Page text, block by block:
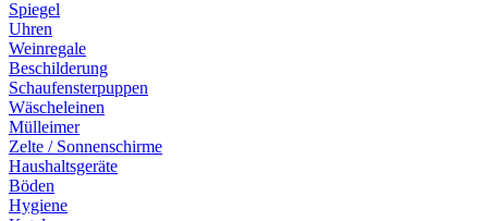
Spiegel
Uhren
Weinregale
Beschilderung
Schaufensterpuppen
Wäscheleinen
Mülleimer
Zelte / Sonnenschirme
Haushaltsgeräte
Böden
Hygiene